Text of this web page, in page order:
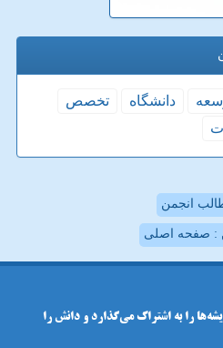
دانشگاه
تخصص
انجمن
: صفحه اصلی
را به اشتراک می‌گذارد و دانش را